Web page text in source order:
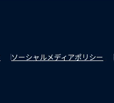
ソーシャルメディアポリシー